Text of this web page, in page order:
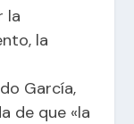
la
la
García,
de que «la